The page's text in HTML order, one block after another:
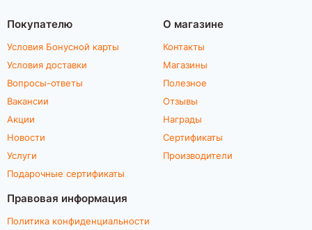
Покупателю
Условия Бонусной карты
Условия доставки
Вопросы-ответы
Вакансии
Акции
Новости
Услуги
Подарочные сертификаты
О магазине
Контакты
Магазины
Полезное
Отзывы
Награды
Сертификаты
Производители
Правовая информация
Политика конфиденциальности